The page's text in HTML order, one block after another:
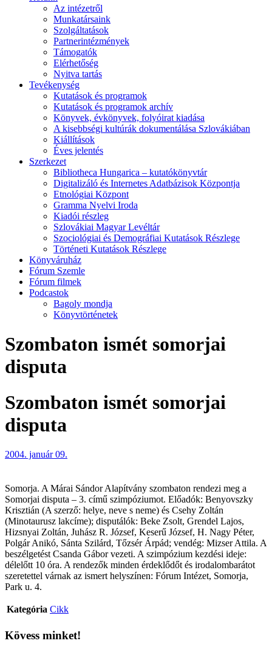
Az intézetről
Munkatársaink
Szolgáltatások
Partnerintézmények
Támogatók
Elérhetőség
Nyitva tartás
Tevékenység
Kutatások és programok
Kutatások és programok archív
Könyvek, évkönyvek, folyóirat kiadása
A kisebbségi kultúrák dokumentálása Szlovákiában
Kiállítások
Éves jelentés
Szerkezet
Bibliotheca Hungarica – kutatókönyvtár
Digitalizáló és Internetes Adatbázisok Központja
Etnológiai Központ
Gramma Nyelvi Iroda
Kiadói részleg
Szlovákiai Magyar Levéltár
Szociológiai és Demográfiai Kutatások Részlege
Történeti Kutatások Részlege
Könyváruház
Fórum Szemle
Fórum filmek
Podcastok
Bagoly mondja
Könyvtörténetek
Szombaton ismét somorjai
disputa
Szombaton ismét somorjai
disputa
2004. január 09.
Somorja. A Márai Sándor Alapítvány szombaton rendezi meg a
Somorjai disputa – 3. című szimpóziumot. Előadók: Benyovszky
Krisztián (A szerző: helye, neve s neme) és Csehy Zoltán
(Minotaurusz lakcíme); disputálók: Beke Zsolt, Grendel Lajos,
Hizsnyai Zoltán, Juhász R. József, Keserű József, H. Nagy Péter,
Polgár Anikó, Sánta Szilárd, Tőzsér Árpád; vendég: Mizser Attila. A
beszélgetést Csanda Gábor vezeti. A szimpózium kezdési ideje:
délelőtt 10 óra. A rendezők minden érdeklődőt és irodalombarátot
szeretettel várnak az ismert helyszínen: Fórum Intézet, Somorja,
Park u. 4.
Kategória Cikk
Kövess minket!